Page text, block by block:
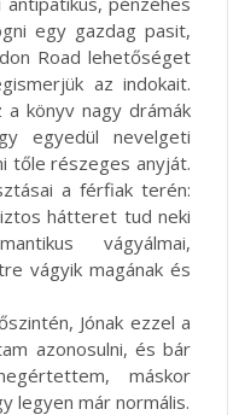
egy gazdag pasit,
Road lehetőséget
az indokait.
könyv nagy drámák
egyedül nevelgeti
tőle részeges anyját.
a férfiak terén:
hátteret tud neki
vágyálmai,
vágyik magának és
Jónak ezzel a
azonosulni, és bár
máskor
legyen már normális.